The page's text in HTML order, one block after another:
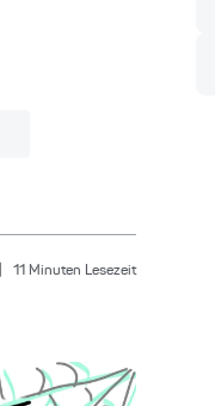
11 Minuten Lesezeit